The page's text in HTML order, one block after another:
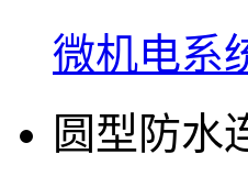
微机电系
圆型防水